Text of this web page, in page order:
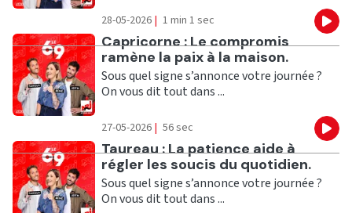
28-05-2026 | 1 min 1 sec
Ecouter
Capricorne : Le compromis
ramène la paix à la maison.
Sous quel signe s’annonce votre journée ?
On vous dit tout dans ...
27-05-2026 | 56 sec
Ecouter
Taureau : La patience aide à
régler les soucis du quotidien.
Sous quel signe s’annonce votre journée ?
On vous dit tout dans ...